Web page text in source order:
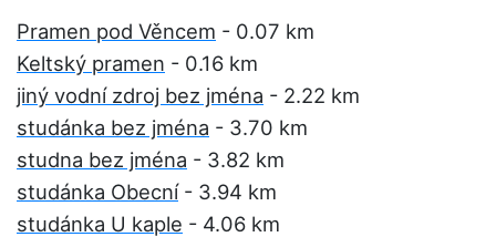
Pramen pod Věncem - 0.07 km
Keltský pramen - 0.16 km
jiný vodní zdroj bez jména - 2.22 km
studánka bez jména - 3.70 km
studna bez jména - 3.82 km
studánka Obecní- 3.94 km
studánka U kaple - 4.06 km